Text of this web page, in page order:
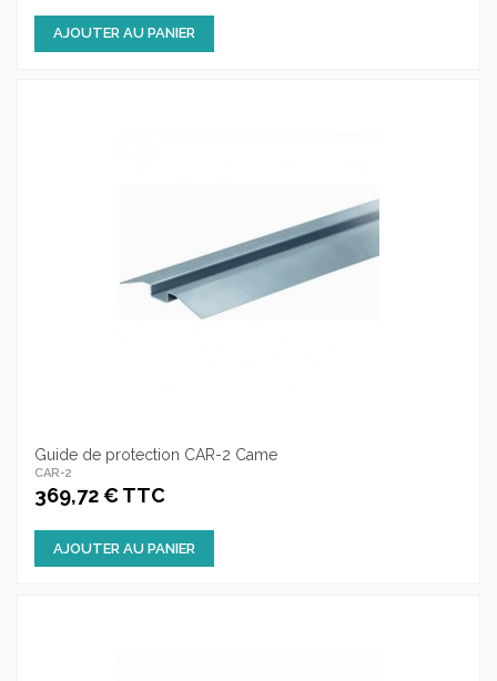
AJOUTER AU PANIER
Guide de protection CAR-2 Came
CAR-2
369,72 € TTC
AJOUTER AU PANIER